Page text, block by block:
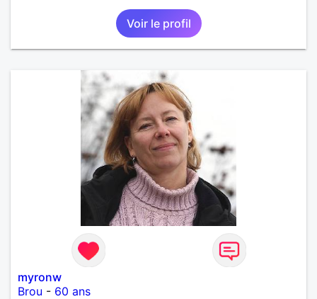
Voir le profil
myronw
Brou - 60 ans